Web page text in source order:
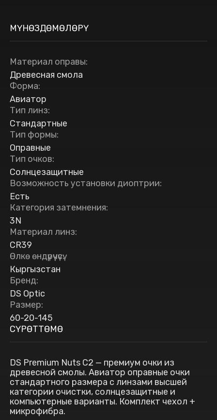
МҮНӨЗДӨМӨЛӨРҮ
Материал оправы:
Древесная смола
Форма:
Авиатор
Тип линз:
Стандартные
Тип формы:
Оправные
Тип очков:
Солнцезащитные
Возможность установки диоптрии:
Есть
Категория затемнения:
3N
Материал линз:
CR39
Өлкө өндүрүүчүсү:
Кыргызстан
Бренд:
DS Optic
Размер:
60-20-145
СҮРӨТТӨМӨ
DS Premium Nuts C2 — премиум очки из
древесной смолы. Авиатор оправные очки
стандартного размера с линзами высшей
категории очистки, солнцезащитные и
компьютерные варианты. Комплект чехол +
микрофибра.